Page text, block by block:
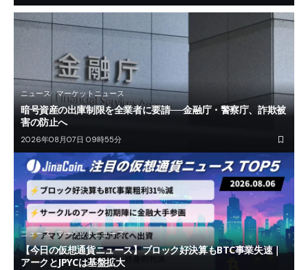
ニュース マーケットニュース
暗号資産の出庫制限を全業者に要請──金融庁・警察庁、詐欺被
害の防止へ
2026年08月07日 09時55分
ニュース マーケットニュース
【今日の仮想通貨ニュース】ブロック好決算もBTC事業失速｜
アークとJPYCは基盤拡大